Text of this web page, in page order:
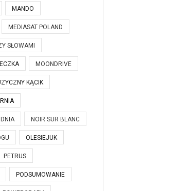
MANDO
MEDIASAT POLAND
SŁOWAMI
MOONDRIVE
KĄCIK
NOIR SUR BLANC
OLESIEJUK
PETRUS
PODSUMOWANIE